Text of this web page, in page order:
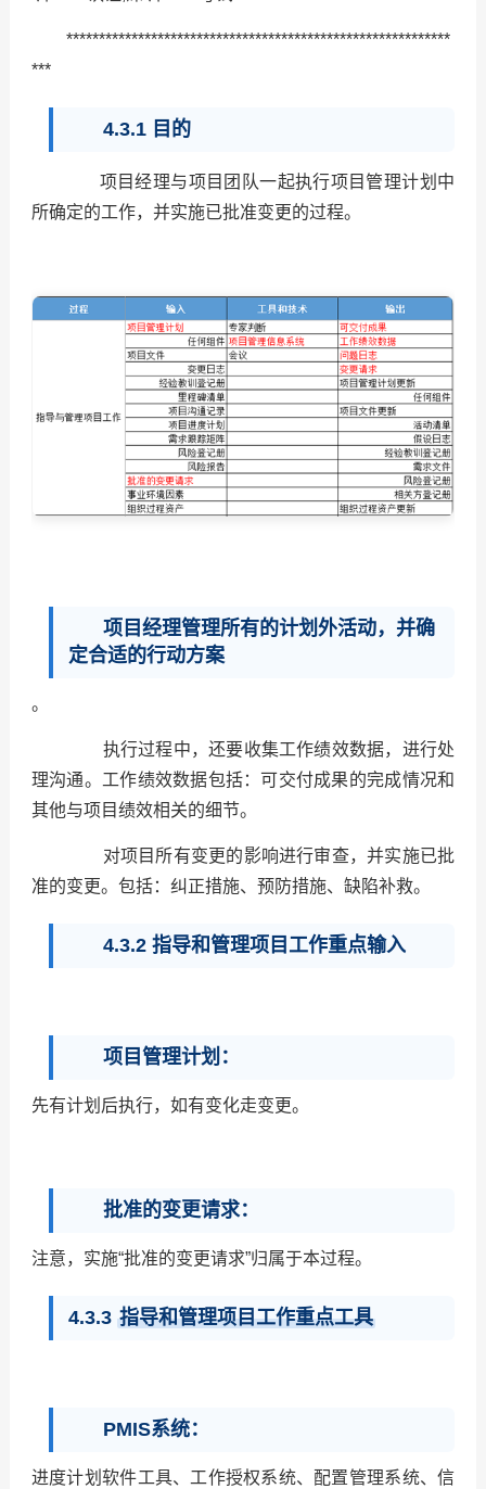
***********************************************************
***
4.3.1 目的
项目经理与项目团队一起执行项目管理计划中
所确定的工作，并实施已批准变更的过程。
项目经理管理所有的计划外活动，并确
定合适的行动方案
。
执行过程中，还要收集工作绩效数据，进行处
理沟通。工作绩效数据包括：可交付成果的完成情况和
其他与项目绩效相关的细节。
对项目所有变更的影响进行审查，并实施已批
准的变更。包括：纠正措施、预防措施、缺陷补救。
4.3.2 指导和管理项目工作重点输入
项目管理计划：
先有计划后执行，如有变化走变更。
批准的变更请求：
注意，实施“批准的变更请求”归属于本过程。
4.3.3 指导和管理项目工作重点工具
PMIS系统：
进度计划软件工具、工作授权系统、配置管理系统、信